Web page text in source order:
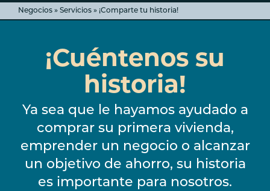
webNegocios » Servicios » ¡Comparte tu historia!
¡Cuéntenos su
historia!
Ya sea que le hayamos ayudado a
comprar su primera vivienda,
emprender un negocio o alcanzar
un objetivo de ahorro, su historia
es importante para nosotros.